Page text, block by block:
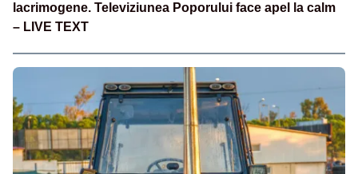
lacrimogene. Televiziunea Poporului face apel la calm
– LIVE TEXT